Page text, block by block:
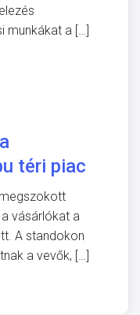
munkákat a […]
téri piac
a vásárlókat a
A standokon
a vevők, […]